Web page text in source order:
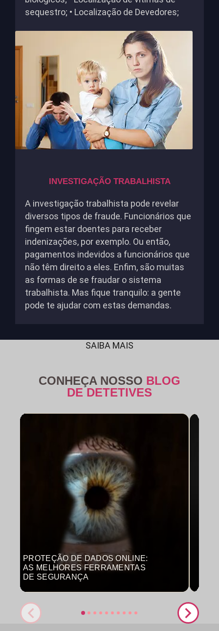
sequestro; • Localização de Devedores;
INVESTIGAÇÃO TRABALHISTA
A investigação trabalhista pode revelar
diversos tipos de fraude. Funcionários que
fingem estar doentes para receber
indenizações, por exemplo. Ou então,
pagamentos indevidos a funcionários que
não têm direito a eles. Enfim, são muitas
as formas de se fraudar o sistema
trabalhista. Mas fique tranquilo: a gente
pode te ajudar com estas demandas.
SAIBA MAIS
CONHEÇA NOSSO BLOG
DE DETETIVES
PROTEÇÃO DE DADOS ONLINE:
AS MELHORES FERRAMENTAS
DE SEGURANÇA